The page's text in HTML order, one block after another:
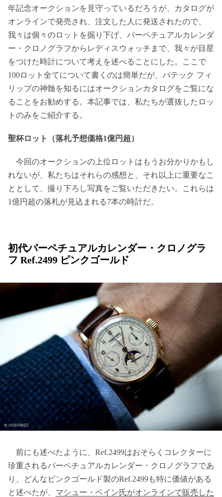
年記念オークションを見守っているだろうが、カタログが
オンラインで発売され、注文した人に発送されたので、
我々は個々のロットを掘り下げ、パーペチュアルカレンダ
ー・クロノグラフからレディスウォッチまで、我々が目星
をつけた時計について考えを述べることにした。ここで
100ロット全てについて書くのは簡単だが、パテック フィ
リップの神髄を知るにはオークションカタログをご覧にな
ることをお勧めする。本記事では、私たちが選抜したロッ
トのみをご紹介する。
聖杯ロット（落札予想価格1億円超）
今回のオークションの上位ロットはもうお分かりかもし
れないが、私たちはそれらの感想と、それ以上に重要なこ
ととして、撮り下ろし写真をご覧いただきたい。これらは
1億円超の落札が見込まれる7本の時計だ。
初代パーペチュアルカレンダー・クロノグラ
フ Ref.2499 ピンクゴールド
前にも述べたように、Ref.2499はおそらくコレクターに
珍重されるパーペチュアルカレンダー・クロノグラフであ
り、どんなピンクゴールド製のRef.2499も特に価値がある
と述べたが、 マシュー・ベイン氏がオンラインで販売した